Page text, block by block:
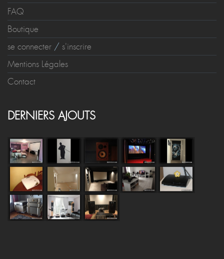
FAQ
Boutique
se connecter / s'inscrire
Mentions Légales
Contact
DERNIERS AJOUTS